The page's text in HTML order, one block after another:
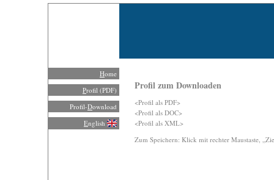
Home
Profil (PDF)
Profil-Download
English
Profil zum Downloaden
<Profil als PDF>
<Profil als DOC>
<Profil als XML>
Zum Speichern: Klick mit rechter Maustaste,